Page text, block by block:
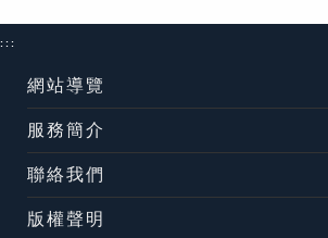
:::
網站導覽
服務簡介
聯絡我們
版權聲明